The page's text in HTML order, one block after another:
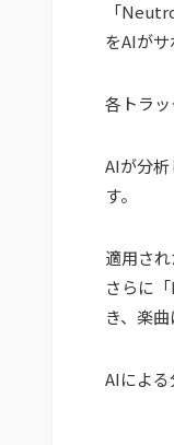
「
をAIが
各トラ
AIが分
す。
適用さ
さらに
き、楽
AIによ